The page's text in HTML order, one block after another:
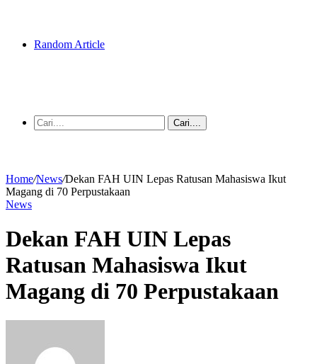
Random Article
Cari....
Home/News/Dekan FAH UIN Lepas Ratusan Mahasiswa Ikut
Magang di 70 Perpustakaan
News
Dekan FAH UIN Lepas
Ratusan Mahasiswa Ikut
Magang di 70 Perpustakaan